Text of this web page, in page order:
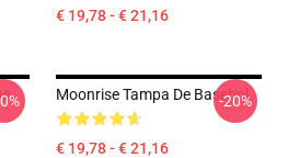
€ 19,78 - € 21,16
Moonrise Tampa De Basebol
€ 19,78 - € 21,16
-20%